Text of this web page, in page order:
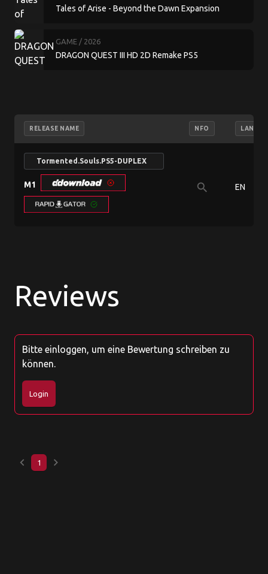
Tales of Arise - Beyond the Dawn Expansion
GAME / 2026
DRAGON QUEST III HD 2D Remake PS5
RELEASE NAME NFO
Tormented.Souls.PS5-DUPLEX
M1 search EN
Reviews
Bitte einloggen, um eine Bewertung schreiben zu
können.
Login
keyboard_arrow_left 1 keyboard_arrow_right